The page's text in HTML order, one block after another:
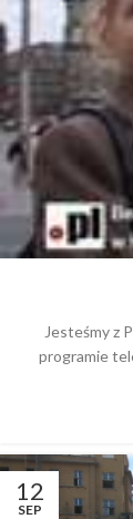
Jesteśmy z
programie
12
SEP